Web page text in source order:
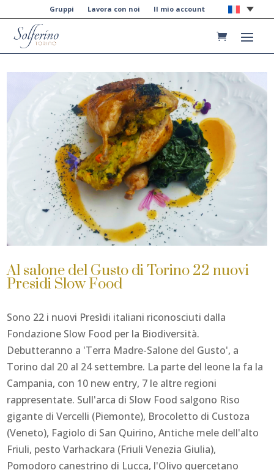
Gruppi Lavora con noi Il mio account
Al salone del Gusto di Torino 22 nuovi
Presidi Slow Food
Sono 22 i nuovi Presìdi italiani riconosciuti dalla
Fondazione Slow Food per la Biodiversità.
Debutteranno a 'Terra Madre-Salone del Gusto', a
Torino dal 20 al 24 settembre. La parte del leone la fa la
Campania, con 10 new entry, 7 le altre regioni
rappresentate. Sull'arca di Slow Food salgono Riso
gigante di Vercelli (Piemonte), Brocoletto di Custoza
(Veneto), Fagiolo di San Quirino, Antiche mele dell'alto
Friuli, pesto Varhackara (Friuli Venezia Giulia),
Pomodoro canestrino di Lucca, l'Olivo quercetano